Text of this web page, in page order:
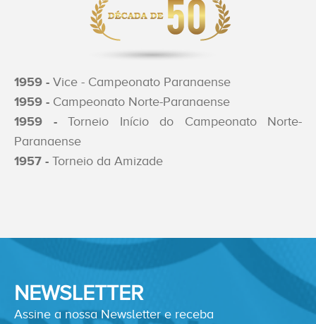
1959 - Vice - Campeonato Paranaense
1959 - Campeonato Norte-Paranaense
1959 -Torneio Início do Campeonato Norte-
Paranaense
1957 - Torneio da Amizade
NEWSLETTER
Assine a nossa Newsletter e receba